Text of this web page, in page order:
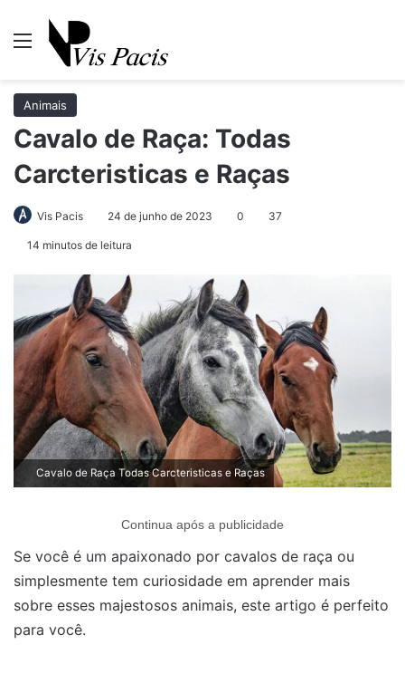
Menu
Animais
Cavalo de Raça: Todas
Carcteristicas e Raças
Vis Pacis 24 de junho de 2023 0 37
14 minutos de leitura
Cavalo de Raça Todas Carcteristicas e Raças
Continua após a publicidade
Se você é um apaixonado por cavalos de raça ou
simplesmente tem curiosidade em aprender mais
sobre esses majestosos animais, este artigo é perfeito
para você.